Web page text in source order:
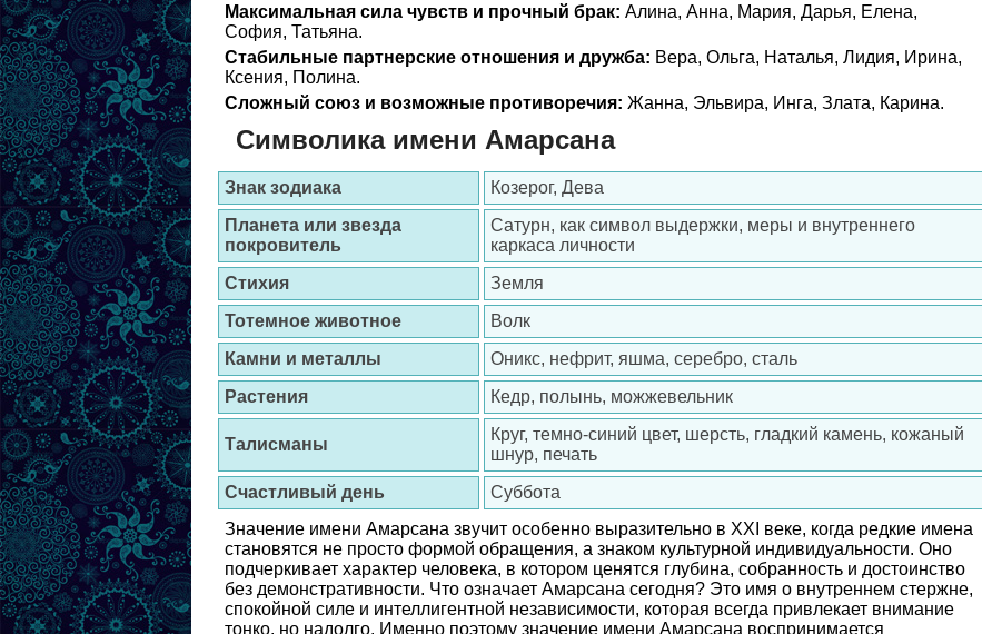
Максимальная сила чувств и прочный брак: Алина, Анна, Мария, Дарья, Елена,
София, Татьяна.
Стабильные партнерские отношения и дружба: Вера, Ольга, Наталья, Лидия, Ирина,
Ксения, Полина.
Сложный союз и возможные противоречия: Жанна, Эльвира, Инга, Злата, Карина.
Символика имени Амарсана
Знак зодиака
Козерог, Дева
Планета или звезда
покровитель
Сатурн, как символ выдержки, меры и внутреннего
каркаса личности
Стихия
Земля
Тотемное животное
Волк
Камни и металлы
Оникс, нефрит, яшма, серебро, сталь
Растения
Кедр, полынь, можжевельник
Талисманы
Круг, темно-синий цвет, шерсть, гладкий камень, кожаный
шнур, печать
Счастливый день
Суббота
Значение имени Амарсана звучит особенно выразительно в XXI веке, когда редкие имена
становятся не просто формой обращения, а знаком культурной индивидуальности. Оно
подчеркивает характер человека, в котором ценятся глубина, собранность и достоинство
без демонстративности. Что означает Амарсана сегодня? Это имя о внутреннем стержне,
спокойной силе и интеллигентной независимости, которая всегда привлекает внимание
тонко, но надолго. Именно поэтому значение имени Амарсана воспринимается